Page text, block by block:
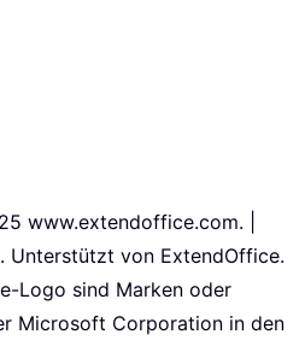
www.extendoffice.com. |
Unterstützt von ExtendOffice.
Logo sind Marken oder
Microsoft Corporation in den